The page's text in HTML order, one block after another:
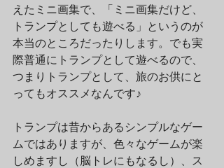
えたミニ画集で、「ミニ画集だけど、
トランプとしても遊べる」というのが
本当のところだったりします。でも実
際普通にトランプとして遊べるので、
つまりトランプとして、旅のお供にと
ってもオススメなんです♪
トランプは昔からあるシンプルなゲー
ムではありますが、色々なゲームが楽
しめますし（脳トレにもなるし）、ス